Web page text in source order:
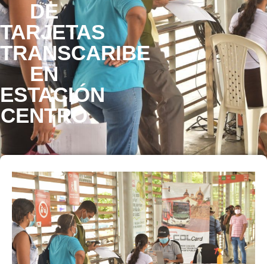
DE
TARJETAS
TRANSCARIBE
EN
ESTACIÓN
CENTRO